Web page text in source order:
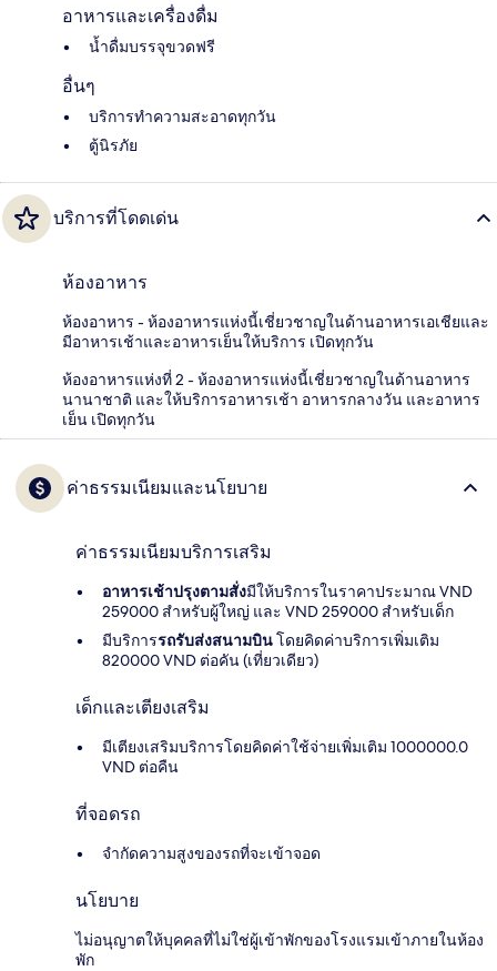
อาหารและเครื่องดื่ม
น้ำดื่มบรรจุขวดฟรี
อื่นๆ
บริการทำความสะอาดทุกวัน
ตู้นิรภัย
บริการที่โดดเด่น
ห้องอาหาร
ห้องอาหาร - ห้องอาหารแห่งนี้เชี่ยวชาญในด้านอาหารเอเชียและ
มีอาหารเช้าและอาหารเย็นให้บริการ เปิดทุกวัน
ห้องอาหารแห่งที่ 2 - ห้องอาหารแห่งนี้เชี่ยวชาญในด้านอาหาร
นานาชาติ และให้บริการอาหารเช้า อาหารกลางวัน และอาหาร
เย็น เปิดทุกวัน
ค่าธรรมเนียมและนโยบาย
ค่าธรรมเนียมบริการเสริม
อาหารเช้าปรุงตามสั่งมีให้บริการในราคาประมาณ VND
259000 สำหรับผู้ใหญ่ และ VND 259000 สำหรับเด็ก
มีบริการรถรับส่งสนามบินโดยคิดค่าบริการเพิ่มเติม
820000 VND ต่อคัน (เที่ยวเดียว)
เด็กและเตียงเสริม
มีเตียงเสริมบริการโดยคิดค่าใช้จ่ายเพิ่มเติม 1000000.0
VND ต่อคืน
ที่จอดรถ
จำกัดความสูงของรถที่จะเข้าจอด
นโยบาย
ไม่อนุญาตให้บุคคลที่ไม่ใช่ผู้เข้าพักของโรงแรมเข้าภายในห้อง
พัก